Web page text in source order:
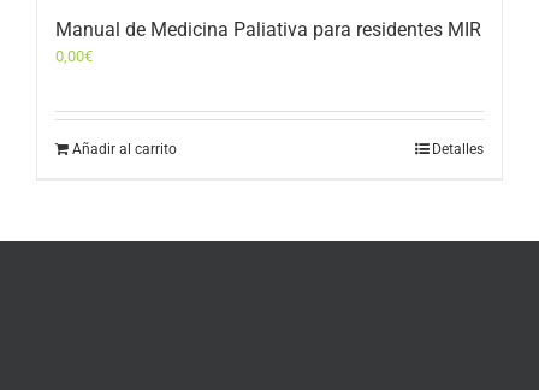
Manual de Medicina Paliativa para residentes MIR
0,00€
Añadir al carrito Detalles